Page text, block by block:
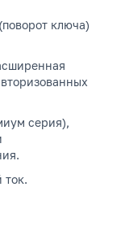
ключа)
серия),
ток.